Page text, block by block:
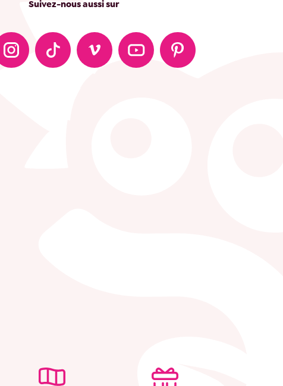
Suivez-nous aussi sur